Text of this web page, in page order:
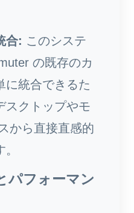
合: このシステ
の既存のカ
に統合できるた
スクトップやモ
から直接直感的
パフォーマン